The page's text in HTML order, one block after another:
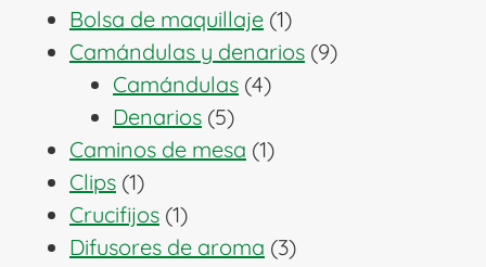
Bolsa de maquillaje 11
producto
Camándulas y denarios 99
Camándulas 44
Denarios 55
productos
Caminos de mesa 11
Clips 11
producto
Crucifijos 11
producto
Difusores de aroma 33